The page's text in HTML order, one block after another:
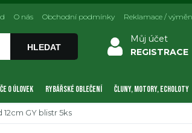
HLEDAT
Můj účet
REGISTRACE
O nás Obchodní podmínky Reklamace /
O ÚLOVEK RYBÁŘSKÉ OBLEČENÍ ČLUNY, MOTORY, ECHOLOTY
GY blistr 5ks